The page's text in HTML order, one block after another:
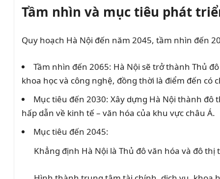
Tầm nhìn và mục tiêu phát
Quy hoạch Hà Nội đến năm 2045, tầm nhìn đến
Tầm nhìn đến 2065: Hà Nội sẽ trở thành Thủ
khoa học và công nghệ, đồng thời là điểm đến
Mục tiêu đến 2030: Xây dựng Hà Nội thành
hấp dẫn về kinh tế – văn hóa của khu vực châu Á.
Mục tiêu đến 2045:
Khẳng định Hà Nội là Thủ đô văn hóa và đô